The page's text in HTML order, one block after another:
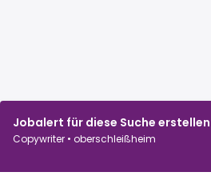
Jobalert für diese Suche erstellen
Copywriter • oberschleißheim